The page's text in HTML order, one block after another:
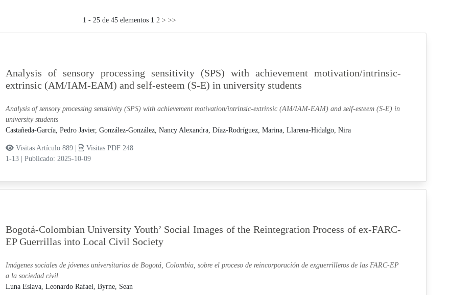
1 - 25 de 45 elementos 1 2 > >>
Analysis of sensory processing sensitivity (SPS) with achievement motivation/intrinsic-
extrinsic (AM/IAM-EAM) and self-esteem (S-E) in university students
Analysis of sensory processing sensitivity (SPS) with achievement motivation/intrinsic-extrinsic (AM/IAM-EAM) and self-esteem (S-E) in
university students
Castañeda-García, Pedro Javier, González-González, Nancy Alexandra, Díaz-Rodríguez, Marina, Llarena-Hidalgo, Nira
Visitas Artículo 889 |
Visitas PDF 248
1-13
Publicado: 2025-10-09
Bogotá-Colombian University Youth’ Social Images of the Reintegration Process of ex-FARC-
EP Guerrillas into Local Civil Society
Imágenes sociales de jóvenes universitarios de Bogotá, Colombia, sobre el proceso de reincorporación de exguerrilleros de las FARC-EP
a la sociedad civil.
Luna Eslava, Leonardo Rafael, Byrne, Sean